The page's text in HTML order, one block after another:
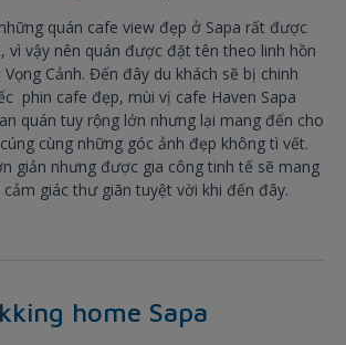
quán cafe view đẹp ở Sapa rất được
vì vậy nên quán được đặt tên theo linh hồn
Cảnh. Đến đây du khách sẽ bị chinh
phin cafe đẹp, mùi vị cafe Haven Sapa
quán tuy rộng lớn nhưng lại mang đến cho
cùng những góc ảnh đẹp không tì vết.
giản nhưng được gia công tinh tế sẽ mang
giác thư giãn tuyệt vời khi đến đây.
home Sapa